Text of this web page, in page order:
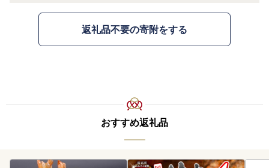
返礼品不要の寄附をする
おすすめ返礼品